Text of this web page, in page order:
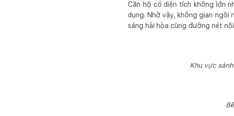
Căn hộ có diện tích không lớn
dụng. Nhờ vậy, không gian
sáng hài hòa cùng đường nét
Khu vực